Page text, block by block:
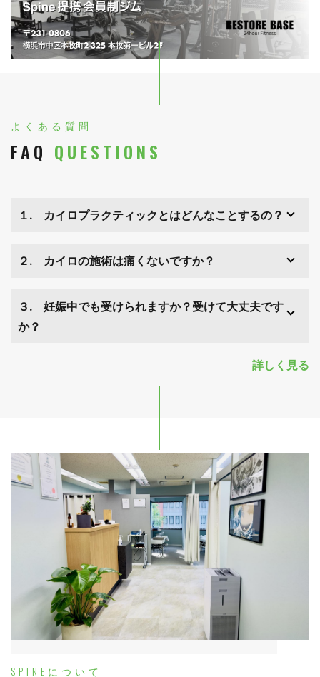
よくある質問
FAQ QUESTIONS
１. カイロプラクティックとはどんなことするの？
２. カイロの施術は痛くないですか？
３. 妊娠中でも受けられますか？受けて大丈夫です
か？
詳しく見る
SPINEについて